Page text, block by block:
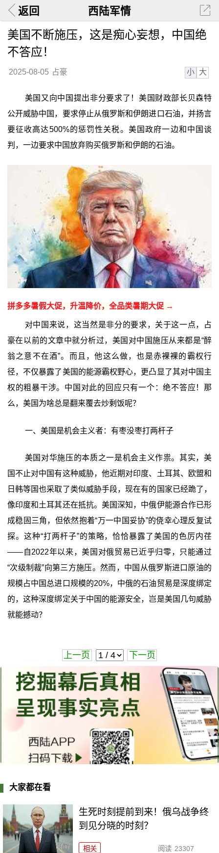
返回 西陆军情
美国不断施压，这是痴心妄想，中国绝
不答应！
2025-08-05 占豪 小 大
美国又向中国提出非分要求了！美国财政部长贝森特
公开威胁中国，要求停止从俄罗斯和伊朗进口石油，并扬言
要征收高达500%的惩罚性关税。美国政府一边和中国谈
判，一边要求中国放弃购买俄罗斯和伊朗的石油。
拼多多暑假大促，升温降价，全品类暑期大促 →
对中国来说，这当然是非分的要求，关于这一点，占
豪在以前的文章中就分析过，美国对中国施压从来都是“醉
翁之意不在酒”。而且，他这么做，也是赤裸裸的霸权行
径，不仅暴露了美国的能源霸权野心，更凸显了其对中国主
权的粗暴干涉。中国对此的回应只有一个：绝不答应！那
么，美国为啥总是翻来覆去炒剩饭呢？
一、美国是机会主义者：有枣没枣打两杆子
美国对华施压的本质之一是机会主义作祟。其实，美
国不止对中国有这种威胁，他近期对印度、土耳其、欧盟和
日韩等国也采取了类似威胁手段，现在有的国家已经跪了，
像印度和土耳其还在抵抗。美国深知，中俄伊能源合作已形
成稳固三角，但依然抱着“万一中国妥协”的侥幸心理反复试
探。这种“打两杆子”的策略，恰恰暴露了美国的色厉内荏
——自2022年以来，美国对俄贸易已近乎归零，只能通过
“次级制裁”向第三方施压。然而，中国从俄罗斯进口原油的
规模占中国总进口规模的20%，中俄的石油贸易是深度绑定
的，这种深度绑定关于中国的能源安全，岂是美国几句威胁
就能撼动？
上一页 下一页
大家都在看
生死时刻提前到来！俄乌战争终
到见分晓的时刻？
相关 阅读 23307